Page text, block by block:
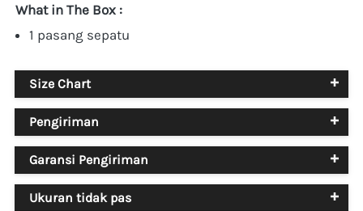
What in The Box :
1 pasang sepatu
Size Chart
Pengiriman
Garansi Pengiriman
Ukuran tidak pas